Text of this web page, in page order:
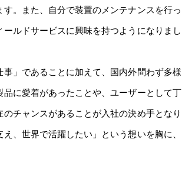
。また、自分で装置のメンテナンスを行っ
ルドサービスに興味を持つようになりまし
」であることに加えて、国内外問わず多様
に愛着があったことや、ユーザーとして丁
チャンスがあることが入社の決め手となり
、世界で活躍したい」という想いを胸に、